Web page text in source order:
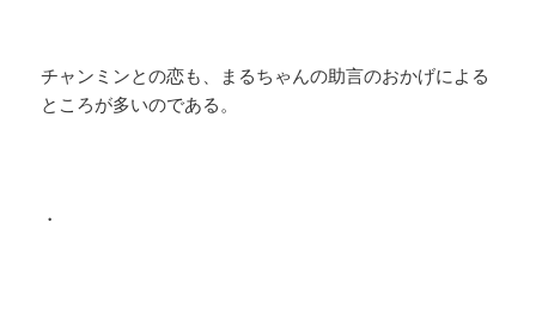
チャンミンとの恋も、まるちゃんの助言のおかげによる
ところが多いのである。
・